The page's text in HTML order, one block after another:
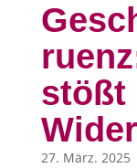
stößt
27. März. 2025